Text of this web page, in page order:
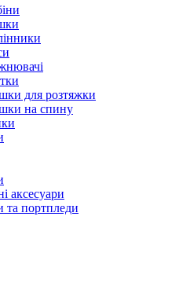
для розтяжки
на спину
аксесуари
та портпледи